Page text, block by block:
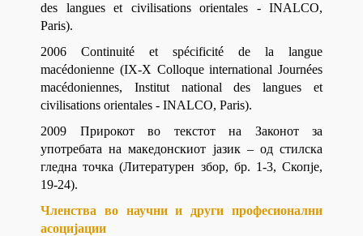
des langues et civilisations orientales - INALCO,
Paris).
2006 Continuité et spécificité de la langue
macédonienne (IX-X Colloque international Journées
macédoniennes, Institut national des langues et
civilisations orientales - INALCO, Paris).
2009 Прирокот во текстот на Законот за
употребата на македонскиот јазик – од стилска
гледна точка (Литературен збор, бр. 1-3, Скопје,
19-24).
Членства во научни и други професионални
асоцијации